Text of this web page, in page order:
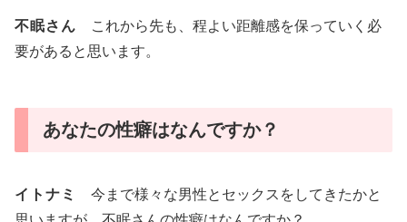
不眠さん これから先も、程よい距離感を保っていく必
要があると思います。
あなたの性癖はなんですか？
イトナミ
今まで様々な男性とセックスをしてきたかと